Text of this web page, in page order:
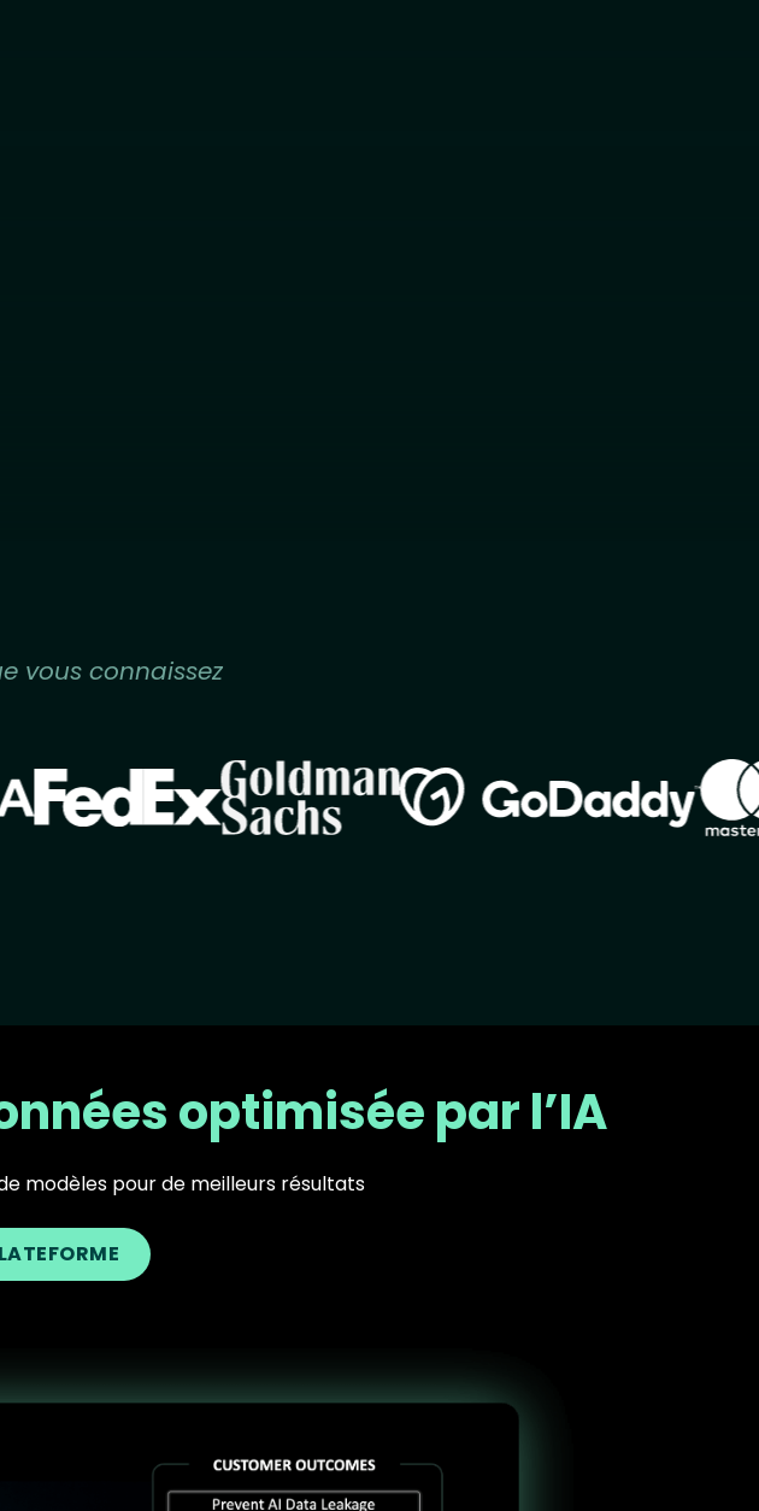
vous connaissez
Image Image Image
optimisée par l’IA
modèles pour de meilleurs résultats